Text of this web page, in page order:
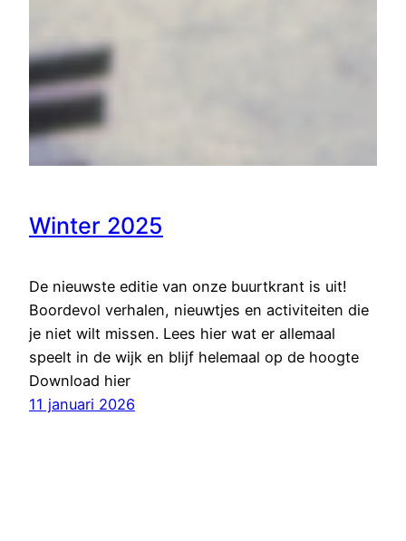
Winter 2025
De nieuwste editie van onze buurtkrant is uit!
Boordevol verhalen, nieuwtjes en activiteiten die
je niet wilt missen. Lees hier wat er allemaal
speelt in de wijk en blijf helemaal op de hoogte
Download hier
11 januari 2026